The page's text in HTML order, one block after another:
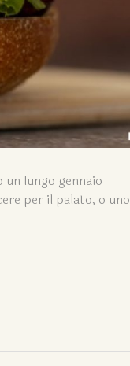
lungo gennaio
per il palato, o uno